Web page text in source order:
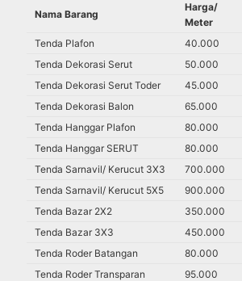
Nama Barang
Harga/
Meter
Tenda Plafon
40.000
Tenda Dekorasi Serut
50.000
Tenda Dekorasi Serut Toder
45.000
Tenda Dekorasi Balon
65.000
Tenda Hanggar Plafon
80.000
Tenda Hanggar SERUT
80.000
Tenda Sarnavil/ Kerucut 3X3
700.000
Tenda Sarnavil/ Kerucut 5X5
900.000
Tenda Bazar 2X2
350.000
Tenda Bazar 3X3
450.000
Tenda Roder Batangan
80.000
Tenda Roder Transparan
95.000